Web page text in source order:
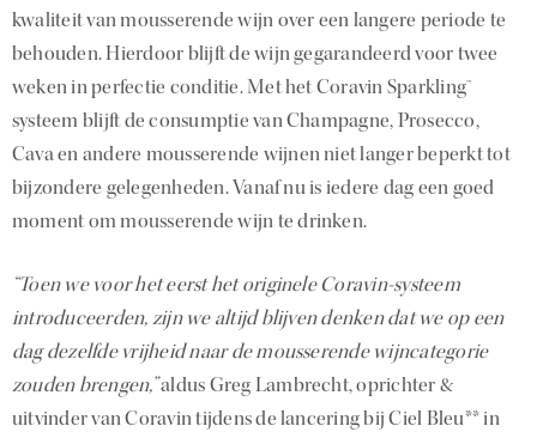
kwaliteit van mousserende wijn over een langere periode te
behouden. Hierdoor blijft de wijn gegarandeerd voor twee
weken in perfectie conditie. Met het Coravin Sparkling™
systeem blijft de consumptie van Champagne, Prosecco,
Cava en andere mousserende wijnen niet langer beperkt tot
bijzondere gelegenheden. Vanaf nu is iedere dag een goed
moment om mousserende wijn te drinken.
“Toen we voor het eerst het originele Coravin-systeem
introduceerden, zijn we altijd blijven denken dat we op een
dag dezelfde vrijheid naar de mousserende wijncategorie
zouden brengen,”aldus Greg Lambrecht, oprichter &
uitvinder van Coravin tijdens de lancering bij Ciel Bleu** in